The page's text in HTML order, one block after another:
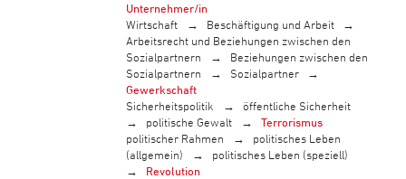
Unternehmer/in
Wirtschaft
Beschäftigung und Arbeit
Arbeitsrecht und Beziehungen zwischen den
Sozialpartnern
Beziehungen zwischen den
Sozialpartnern
Sozialpartner
Gewerkschaft
Sicherheitspolitik
öffentliche Sicherheit
politische Gewalt
Terrorismus
politischer Rahmen
politisches Leben
(allgemein)
politisches Leben (speziell)
Revolution